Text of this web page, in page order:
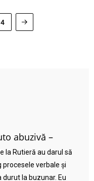
4
abuzivă –
la Rutieră au darul să
procesele verbale și
la buzunar. Eu